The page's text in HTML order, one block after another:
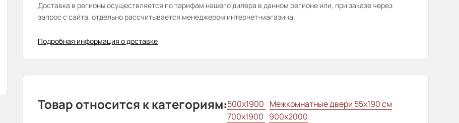
Доставка в регионы осуществляется по тарифам нашего дилера в данном регионе или, при заказе через
запрос с сайта, отдельно рассчитывается менеджером интернет-магазина.
Подробная информация о доставке
Товар относится к категориям:500x1900 Межкомнатные двери 55х190 см
700x1900 900x2000